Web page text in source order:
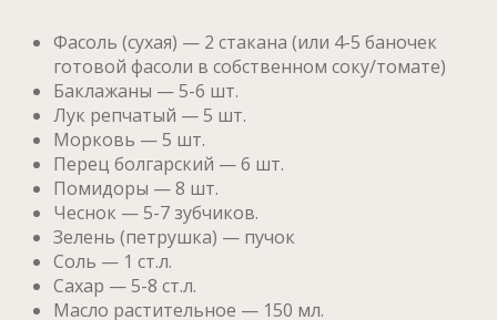
Фасоль (сухая) — 2 стакана (или 4-5 баночек
готовой фасоли в собственном соку/томате)
Баклажаны — 5-6 шт.
Лук репчатый — 5 шт.
Морковь — 5 шт.
Перец болгарский — 6 шт.
Помидоры — 8 шт.
Чеснок — 5-7 зубчиков.
Зелень (петрушка) — пучок
Соль — 1 ст.л.
Сахар — 5-8 ст.л.
Масло растительное — 150 мл.